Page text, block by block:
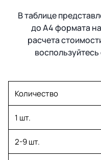
В таблице
до А4 формата
расчета
Количество
1 шт.
2-9 шт.